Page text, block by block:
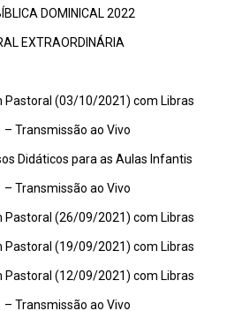
DOMINICAL 2022
EXTRAORDINÁRIA
Pastoral (03/10/2021) com Libras
Transmissão ao Vivo
Didáticos para as Aulas Infantis
Transmissão ao Vivo
Pastoral (26/09/2021) com Libras
Pastoral (19/09/2021) com Libras
Pastoral (12/09/2021) com Libras
Transmissão ao Vivo